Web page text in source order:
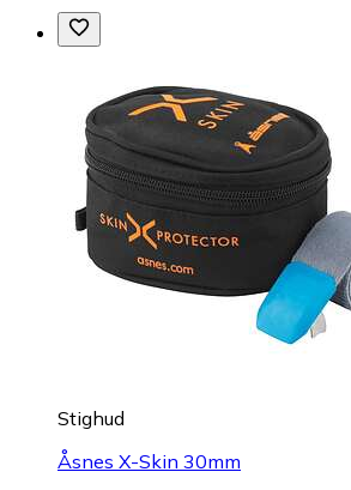
Stighud
Åsnes X-Skin 30mm